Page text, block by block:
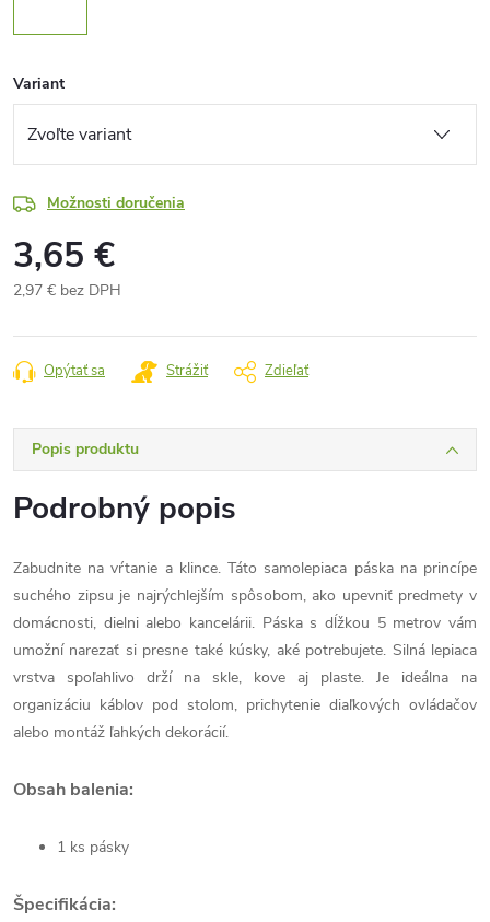
Variant
Možnosti doručenia
3,65 €
2,97 € bez DPH
cena:
Opýtať sa Strážiť Zdieľať
Popis produktu
Podrobný popis
Zabudnite na vŕtanie a klince. Táto samolepiaca páska na princípe
suchého zipsu je najrýchlejším spôsobom, ako upevniť predmety v
domácnosti, dielni alebo kancelárii. Páska s dĺžkou 5 metrov vám
umožní narezať si presne také kúsky, aké potrebujete. Silná lepiaca
vrstva spoľahlivo drží na skle, kove aj plaste. Je ideálna na
organizáciu káblov pod stolom, prichytenie diaľkových ovládačov
alebo montáž ľahkých dekorácií.
Obsah balenia:
1 ks pásky
Špecifikácia: